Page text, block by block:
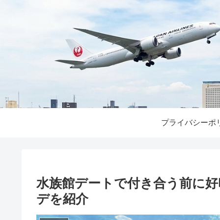
プライバシーポ
水族館デートで付き合う前に
デを紹介